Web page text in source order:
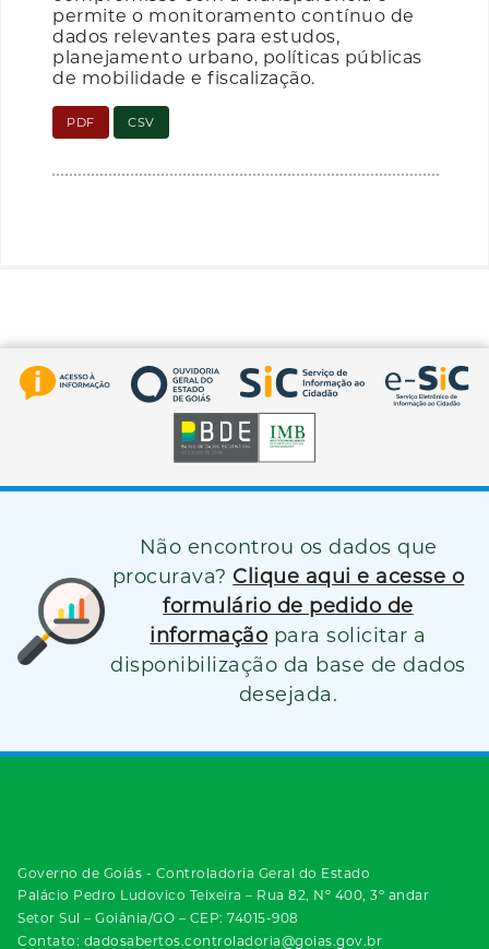
permite o monitoramento contínuo de
dados relevantes para estudos,
planejamento urbano, políticas públicas
de mobilidade e fiscalização.
PDF CSV
Não encontrou os dados que
procurava? Clique aqui e acesse o
formulário de pedido de
informação para solicitar a
disponibilização da base de dados
desejada.
Governo de Goiás - Controladoria Geral do Estado
Palácio Pedro Ludovico Teixeira – Rua 82, Nº 400, 3º andar
Setor Sul – Goiânia/GO – CEP: 74015-908
Contato: dadosabertos.controladoria@goias.gov.br